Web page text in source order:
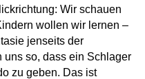
Wir schauen
wollen wir lernen –
jenseits der
so, dass ein Schlager
zu geben. Das ist